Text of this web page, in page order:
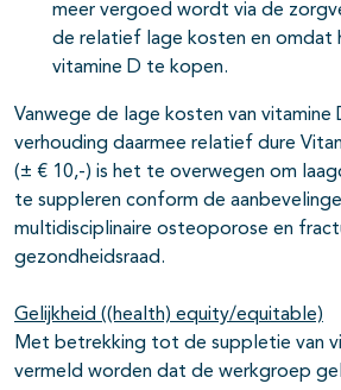
meer vergoed wordt via de
de relatief lage kosten en omdat
vitamine D te kopen.
Vanwege de lage kosten van vitamine
verhouding daarmee relatief dure
(± € 10,-) is het te overwegen om
te suppleren conform de
multidisciplinaire osteoporose en
gezondheidsraad.
Gelijkheid ((health) equity/equitable)
Met betrekking tot de suppletie van
vermeld worden dat de werkgroep